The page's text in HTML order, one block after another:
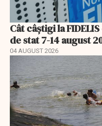
Cât câștigi la
de stat 7-14 august
04 AUGUST 2026